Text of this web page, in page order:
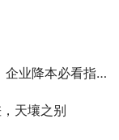
业降本必看指南
天壤之别